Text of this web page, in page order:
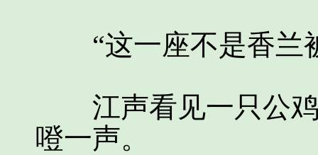
“这一座不是香兰
江声看见一只公鸡
噔一声。